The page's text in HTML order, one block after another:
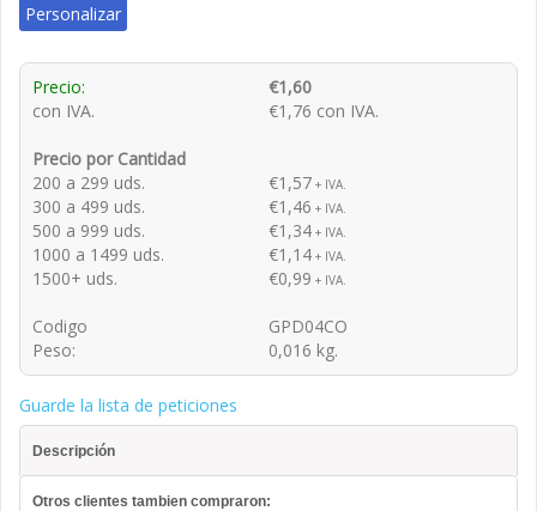
Personalizar
Precio:
€1,60
con IVA.
€1,76 con IVA.
Precio por Cantidad
200 a 299 uds.
€1,57 + IVA.
300 a 499 uds. €1,46 + IVA.
500 a 999 uds. €1,34 + IVA.
1000 a 1499 uds. €1,14 + IVA.
1500+ uds. €0,99 + IVA.
Codigo
GPD04CO
Peso:
0,016 kg.
Guarde la lista de peticiones
Descripción
Otros clientes tambien compraron: